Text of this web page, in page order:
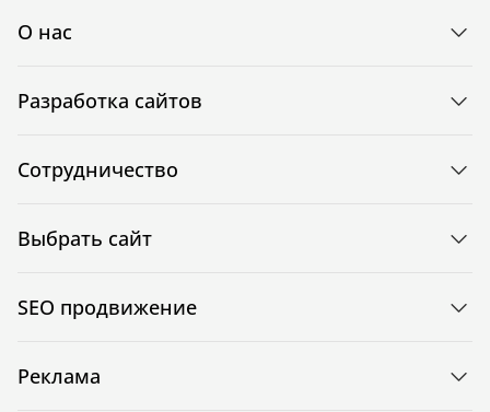
О нас
Разработка сайтов
Сотрудничество
Выбрать сайт
SEO продвижение
Реклама